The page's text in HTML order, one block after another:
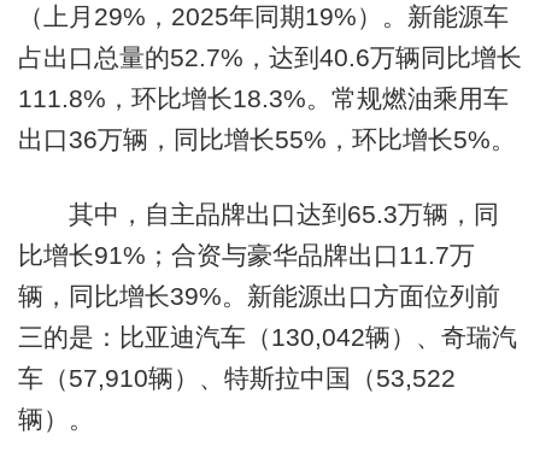
（上月29%，2025年同期19%）。新能源车
占出口总量的52.7%，达到40.6万辆同比增长
111.8%，环比增长18.3%。常规燃油乘用车
出口36万辆，同比增长55%，环比增长5%。
其中，自主品牌出口达到65.3万辆，同
比增长91%；合资与豪华品牌出口11.7万
辆，同比增长39%。新能源出口方面位列前
三的是：比亚迪汽车（130,042辆）、奇瑞汽
车（57,910辆）、特斯拉中国（53,522
辆）。